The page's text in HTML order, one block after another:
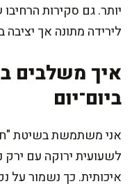
יותר. גם סקירות
לירידה מתונה אך
איך משלבים
ביום־יום
אני משתמשת בשיטת
לשעועית ירוקה עם ירק
איכותית. כך נשמור על